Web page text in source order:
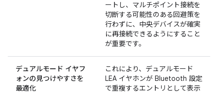
ートし、マルチポイント接続を
切断する可能性のある回避策を
行わずに、中央デバイスが確実
に再接続できるようにすること
が重要です。
デュアルモード イヤフ
ォンの見つけやすさを
最適化
これにより、デュアルモード
LEA イヤホンが Bluetooth 設定
で重複するエントリとして表示